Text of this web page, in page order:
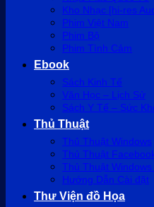
Kho Nhạc [hi-res
Phim Việt Nam
Phim Bộ
Phim Tình Cảm
Ebook
Sách Kinh Tế
Văn Học – Lịch Sử
Sách Y Tế – Sức
Thủ Thuật
Thủ Thuật Windows
Thủ Thuật
Thủ Thuật Windows
Hướng Dẫn Cài đặt
Thư Viện đồ Họa